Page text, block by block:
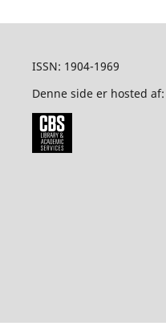
ISSN: 1904-1969
Denne side er hosted af: